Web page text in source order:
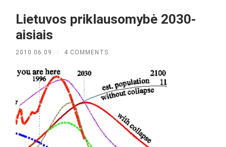
Lietuvos priklausomybė 2030-
aisiais
2010.06.09 / 4 COMMENTS